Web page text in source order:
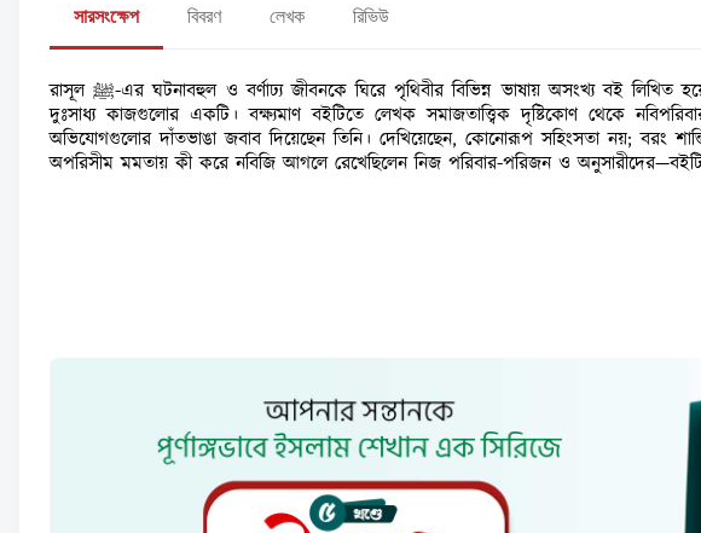
সারসংক্ষেপ বিবরণ লেখক রিভিউ
রাসূল ﷺ-এর ঘটনাবহুল ও বর্ণাঢ্য জীবনকে ঘিরে পৃথিবীর বিভিন্ন ভাষায় অসংখ্য বই লিখিত হয়েছে। এ কথা সত্য যে, সর্বকালের সর্বশ্রেষ্ঠ মহামানব মুহাম্মাদ ﷺ-এর বহুমাত্রিক জীবনকে কেতাবি আয়তনে ফলিয়ে তোলা অত্যন্ত
দুঃসাধ্য কাজগুলোর একটি। বক্ষ্যমাণ বইটিতে লেখক সমাজতাত্ত্বিক দৃষ্টিকোণ থেকে
অভিযোগগুলোর দাঁতভাঙা জবাব দিয়েছেন তিনি। দেখিয়েছেন, কোনোরূপ সহিংসতা নয়; বরং শান্তিই
অপরিসীম মমতায় কী করে নবিজি আগলে রেখেছিলেন নিজ পরিবার-পরিজন ও